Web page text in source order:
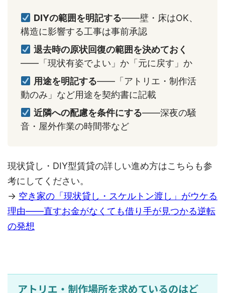
DIYの範囲を明記する——壁・床はOK、
構造に影響する工事は事前承認
退去時の原状回復の範囲を決めておく
——「現状有姿でよい」か「元に戻す」か
用途を明記する——「アトリエ・制作活
動のみ」など用途を契約書に記載
近隣への配慮を条件にする——深夜の騒
音・屋外作業の時間帯など
現状貸し・DIY型賃貸の詳しい進め方はこちらも参
考にしてください。
→ 空き家の「現状貸し・スケルトン渡し」がウケる
理由——直すお金がなくても借り手が見つかる逆転
の発想
アトリエ・制作場所を求めているのはど